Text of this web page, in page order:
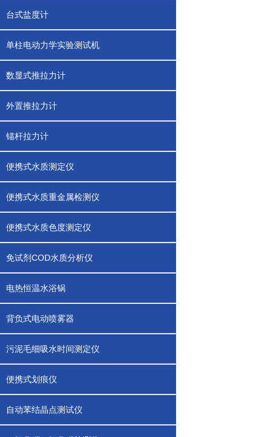
台式盐度计
单柱电动力学实验测试机
数显式推拉力计
外置推拉力计
锚杆拉力计
便携式水质测定仪
便携式水质重金属检测仪
便携式水质色度测定仪
免试剂COD水质分析仪
电热恒温水浴锅
背负式电动喷雾器
污泥毛细吸水时间测定仪
便携式划痕仪
自动苯结晶点测试仪